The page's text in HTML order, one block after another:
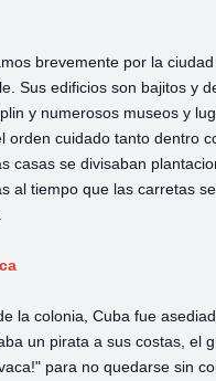
brevemente por la
Sus edificios son bajitos y
y numerosos museos y
orden cuidado tanto dentro
casas se divisaban
al tiempo que las carretas
la colonia, Cuba fue
un pirata a sus costas, el
para no quedarse sin